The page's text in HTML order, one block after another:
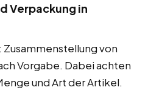
Verpackung in
: Zusammenstellung von
Vorgabe. Dabei achten
und Art der Artikel.